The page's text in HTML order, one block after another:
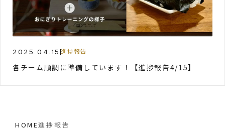
2025.04.15 進捗報告
各チーム順調に準備しています！【進捗報告4/15】
HOME進捗報告